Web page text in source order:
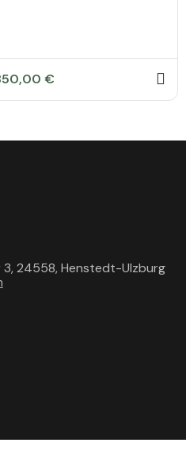
€
24558, Henstedt-Ulzburg